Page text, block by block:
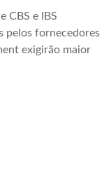
CBS e IBS
pelos fornecedores
exigirão maior